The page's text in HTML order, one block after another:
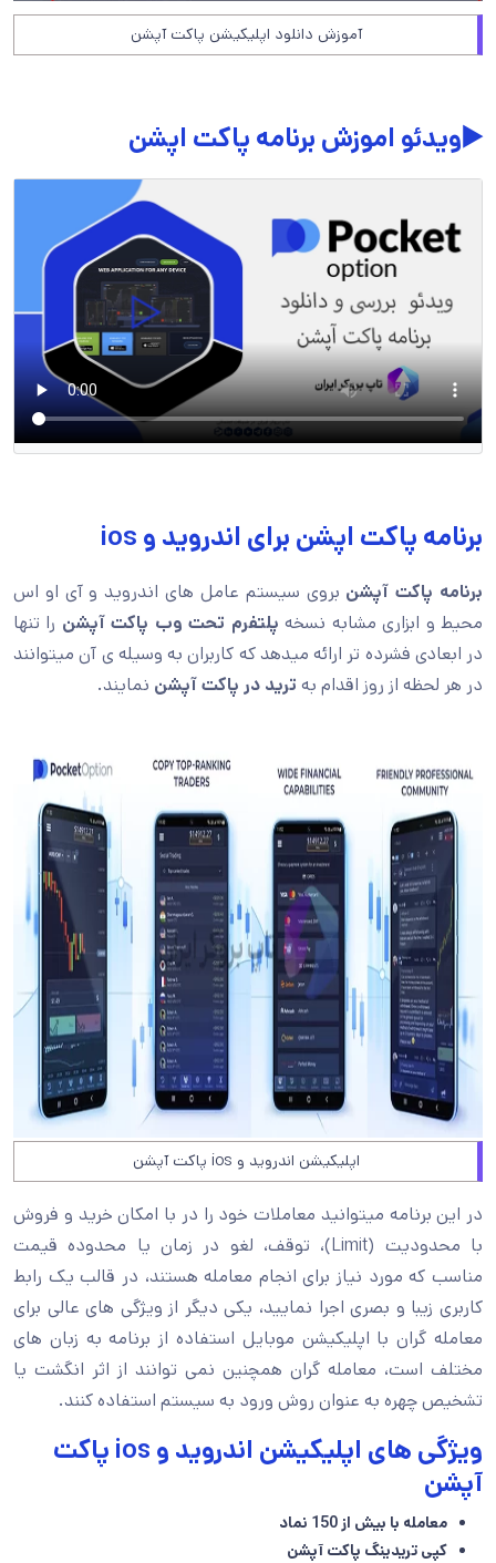
آموزش دانلود اپلیکیشن پاکت آپشن
▶️ویدئو اموزش برنامه پاکت اپشن
برنامه پاکت اپشن برای اندروید و ios
برنامه پاکت آپشن بروی سیستم عامل های اندروید و آی او اس
محیط و ابزاری مشابه نسخه پلتفرم تحت وب پاکت آپشن را تنها
در ابعادی فشرده تر ارائه میدهد که کاربران به وسیله ی آن میتوانند
در هر لحظه از روز اقدام به ترید در پاکت آپشن نمایند.
اپلیکیشن اندروید و ios پاکت آپشن
در این برنامه میتوانید معاملات خود را در با امکان خرید و فروش
با محدودیت (Limit)، توقف، لغو در زمان یا محدوده قیمت
مناسب که مورد نیاز برای انجام معامله هستند، در قالب یک رابط
کاربری زیبا و بصری اجرا نمایید، یکی دیگر از ویژگی های عالی برای
معامله گران با اپلیکیشن موبایل استفاده از برنامه به زبان های
مختلف است، معامله گران همچنین نمی توانند از اثر انگشت یا
تشخیص چهره به عنوان روش ورود به سیستم استفاده کنند.
ویژگی های اپلیکیشن اندروید و ios پاکت
آپشن
معامله با بیش از 150 نماد
کپی تریدینگ پاکت آپشن